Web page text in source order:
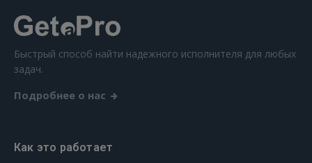
Быстрый способ найти надежного исполнителя для любых
задач.
Подробнее о нас
Как это работает